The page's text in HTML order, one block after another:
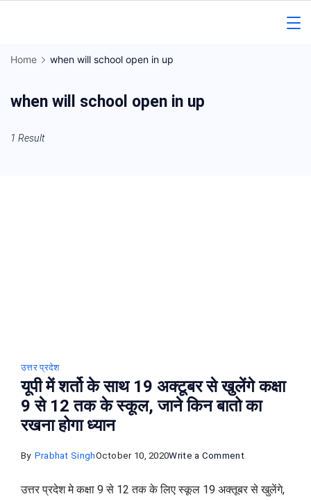
Regional
News
Home when will school open in up
when will school open in up
1 Result
उत्तर प्रदेश
यूपी में शर्तो के साथ 19 अक्टूबर से खुलेंगे कक्षा
9 से 12 तक के स्कूल, जाने किन बातो का
रखना होगा ध्यान
By Prabhat SinghOctober 10, 2020Write a Commenton
में
उत्तर प्रदेश मे कक्षा 9 से 12 तक के लिए स्कूल 19 अक्तूबर से खुलेंगे,